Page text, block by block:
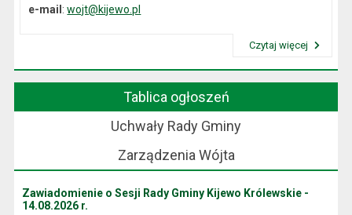
e-mail :wojt@kijewo.pl
Czytaj więcej
Tablica ogłoszeń
Uchwały Rady Gminy
Zarządzenia Wójta
Zawiadomienie o Sesji Rady Gminy Kijewo Królewskie -
14.08.2026 r.